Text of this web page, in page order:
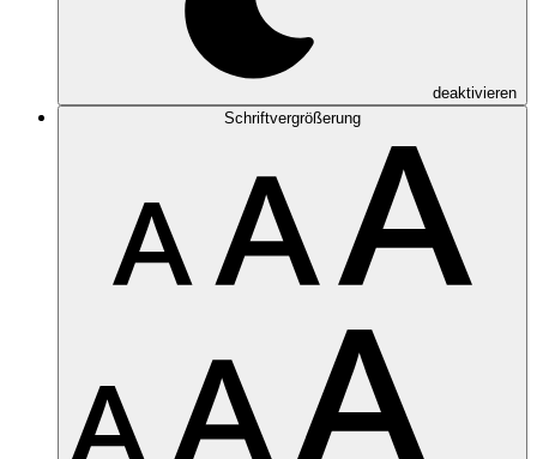
deaktivieren
Schriftvergrößerung